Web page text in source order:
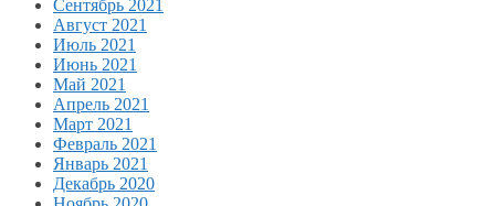
Сентябрь 2021
Август 2021
Июль 2021
Июнь 2021
Май 2021
Апрель 2021
Март 2021
Февраль 2021
Январь 2021
Декабрь 2020